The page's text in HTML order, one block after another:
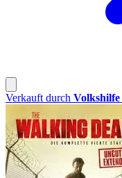
Verkauft durch Volkshilfe